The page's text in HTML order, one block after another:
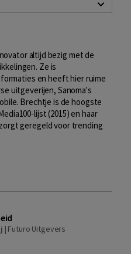
altijd bezig met de
Ze is
en heeft hier ruime
uitgeverijen, Sanoma's
Brechtje is de hoogste
lijst (2015) en haar
geregeld voor trending
| Futuro Uitgevers